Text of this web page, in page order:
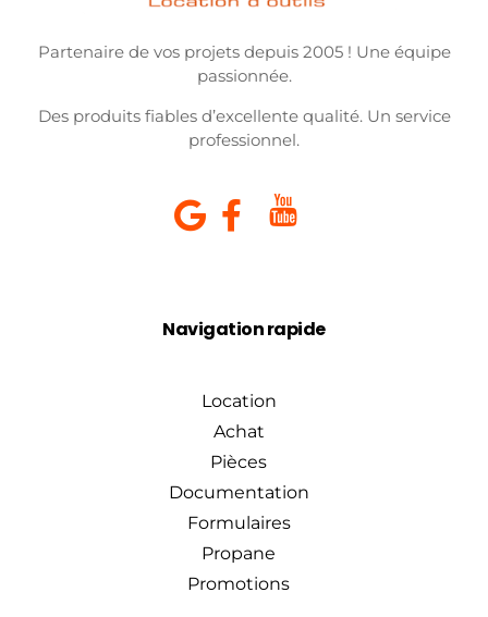
Partenaire de vos projets depuis 2005 ! Une équipe
passionnée.
Des produits fiables d’excellente qualité. Un service
professionnel.
Navigation rapide
Location
Achat
Pièces
Documentation
Formulaires
Propane
Promotions